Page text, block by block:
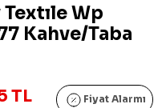
Wp
Kahve/Taba
TL Fiyat Alarmı